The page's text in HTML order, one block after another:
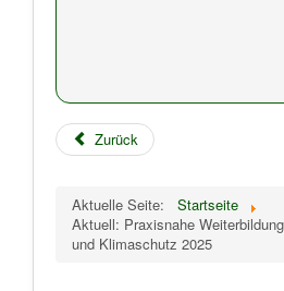
Zurück
Aktuelle Seite:
Startseite
Aktuell: Praxisnahe
und Klimaschutz 2025